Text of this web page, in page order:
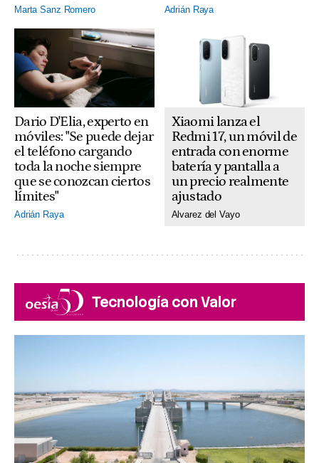
Marta Sanz Romero Adrián Raya
Dario D'Elia, experto en
móviles: "Se puede dejar
el teléfono cargando
toda la noche siempre
que se conozcan ciertos
límites"
Adrián Raya
Xiaomi lanza el
Redmi 17, un móvil de
entrada con enorme
batería y pantalla a
un precio realmente
ajustado
Alvarez del Vayo
Tecnología con Valor